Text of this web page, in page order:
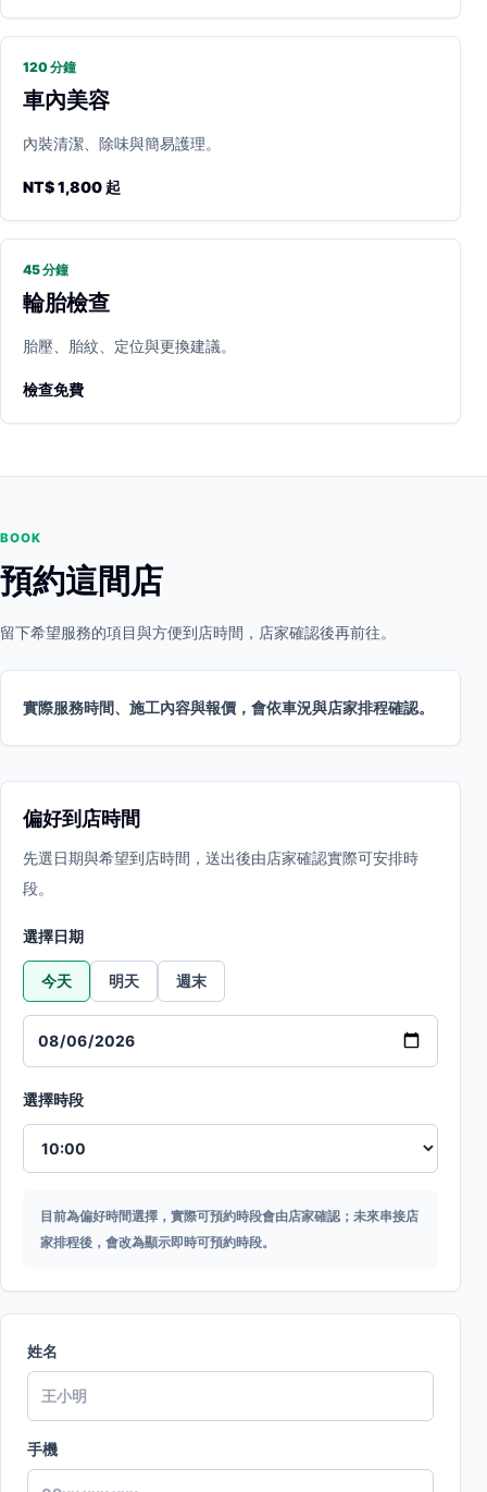
120 分鐘
車內美容
內裝清潔、除味與簡易護理。
NT$ 1,800 起
45 分鐘
輪胎檢查
胎壓、胎紋、定位與更換建議。
檢查免費
BOOK
預約這間店
留下希望服務的項目與方便到店時間，店家確認後再前往。
實際服務時間、施工內容與報價，會依車況與店家排程確認。
偏好到店時間
先選日期與希望到店時間，送出後由店家確認實際可安排時
段。
選擇日期
今天 明天 週末
選擇時段
目前為偏好時間選擇，實際可預約時段會由店家確認；未來串接店
家排程後，會改為顯示即時可預約時段。
姓名
手機